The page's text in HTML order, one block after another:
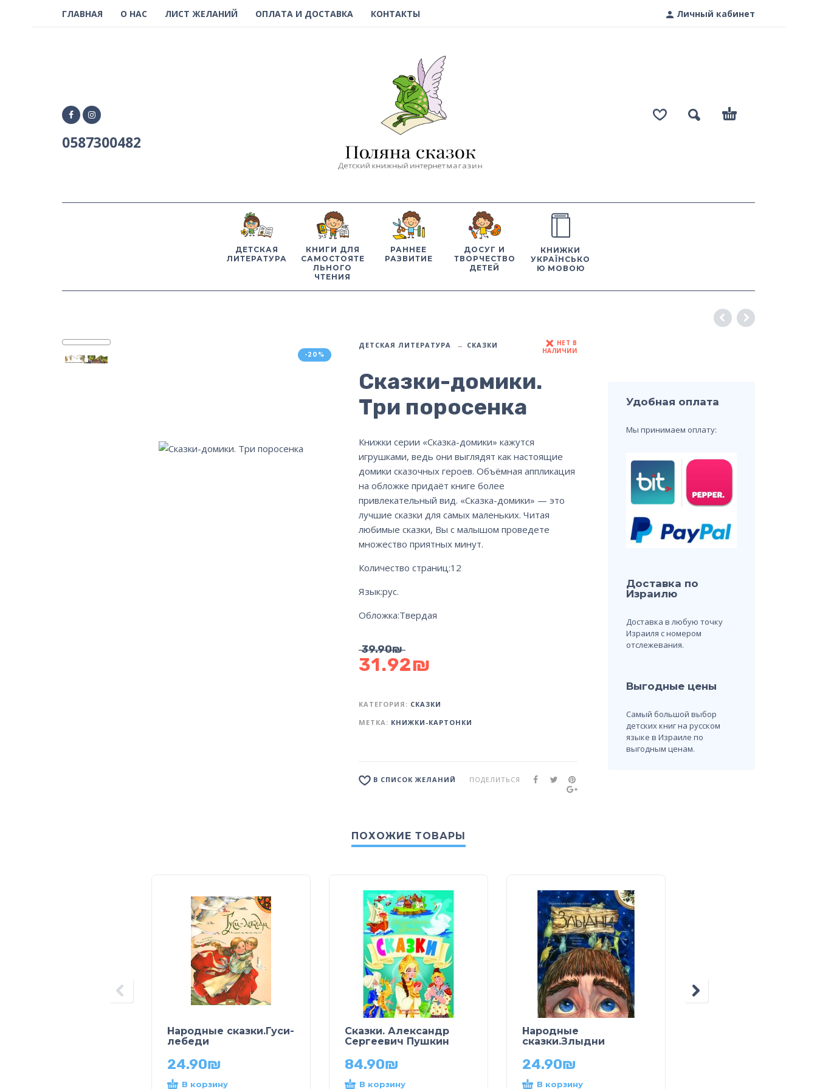
Личный кабинет
ГЛАВНАЯ О НАС ЛИСТ ЖЕЛАНИЙ ОПЛАТА И ДОСТАВКА КОНТАКТЫ
0587300482
ДЕТСКАЯ
ЛИТЕРАТУРА
КНИГИ ДЛЯ
САМОСТОЯТЕ
ЛЬНОГО
ЧТЕНИЯ
РАННЕЕ
РАЗВИТИЕ
ДОСУГ И
ТВОРЧЕСТВО
ДЕТЕЙ
КНИЖКИ
УКРАЇНСЬКО
Ю МОВОЮ
-20%
ДЕТСКАЯ ЛИТЕРАТУРА СКАЗКИ
НЕТ В
НАЛИЧИИ
Сказки-домики.
Три поросенка
Книжки серии «Сказка-домики» кажутся
игрушками, ведь они выглядят как настоящие
домики сказочных героев. Объёмная аппликация
на обложке придаёт книге более
привлекательный вид. «Сказка-домики» — это
лучшие сказки для самых маленьких. Читая
любимые сказки, Вы с малышом проведете
множество приятных минут.
Количество страниц:12
Язык:рус.
Обложка:Твердая
39.90₪
31.92₪
КАТЕГОРИЯ: СКАЗКИ
МЕТКА: КНИЖКИ-КАРТОНКИ
В СПИСОК ЖЕЛАНИЙ ПОДЕЛИТЬСЯ
Удобная оплата
Мы принимаем оплату:
Доставка по
Израилю
Доставка в любую точку
Израиля с номером
отслежевания.
Выгодные цены
Самый большой выбор
детских книг на русском
языке в Израиле по
выгодным ценам.
ПОХОЖИЕ ТОВАРЫ
Народные сказки.Гуси-
лебеди
24.90₪
В корзину
Сказки. Александр
Сергеевич Пушкин
84.90₪
В корзину
Народные
сказки.Злыдни
24.90₪
В корзину